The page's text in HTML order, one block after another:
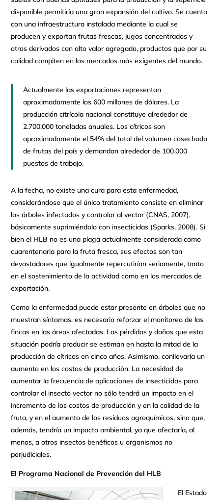
disponible permitiría una gran expansión del cultivo. Se cuenta
con una infraestructura instalada mediante la cual se
producen y exportan frutas frescas, jugos concentrados y
otros derivados con alto valor agregado, productos que por su
calidad compiten en los mercados más exigentes del mundo.
Actualmente las exportaciones representan
aproximadamente los 600 millones de dólares. La
producción citrícola nacional constituye alrededor de
2.700.000 toneladas anuales. Los cítricos son
aproximadamente el 54% del total del volumen cosechado
de frutas del país y demandan alrededor de 100.000
puestos de trabajo.
A la fecha, no existe una cura para esta enfermedad,
considerándose que el único tratamiento consiste en eliminar
los árboles infectados y controlar al vector (CNAS, 2007),
básicamente suprimiéndolo con insecticidas (Sparks, 2008). Si
bien el HLB no es una plaga actualmente considerada como
cuarentenaria para la fruta fresca, sus efectos son tan
devastadores que igualmente repercutirían seriamente, tanto
en el sostenimiento de la actividad como en los mercados de
exportación.
Como la enfermedad puede estar presente en árboles que no
muestran síntomas, es necesario reforzar el monitoreo de las
fincas en las áreas afectadas. Las pérdidas y daños que esta
situación podría producir se estiman en hasta la mitad de la
producción de cítricos en cinco años. Asimismo, conllevaría un
aumento en los costos de producción. La necesidad de
aumentar la frecuencia de aplicaciones de insecticidas para
controlar el insecto vector no sólo tendrá un impacto en el
incremento de los costos de producción y en la calidad de la
fruta, y en el aumento de los residuos agroquímicos, sino que,
además, tendría un impacto ambiental, ya que afectaría, al
menos, a otros insectos benéficos u organismos no
perjudiciales.
El Programa Nacional de Prevención del HLB
El Estado